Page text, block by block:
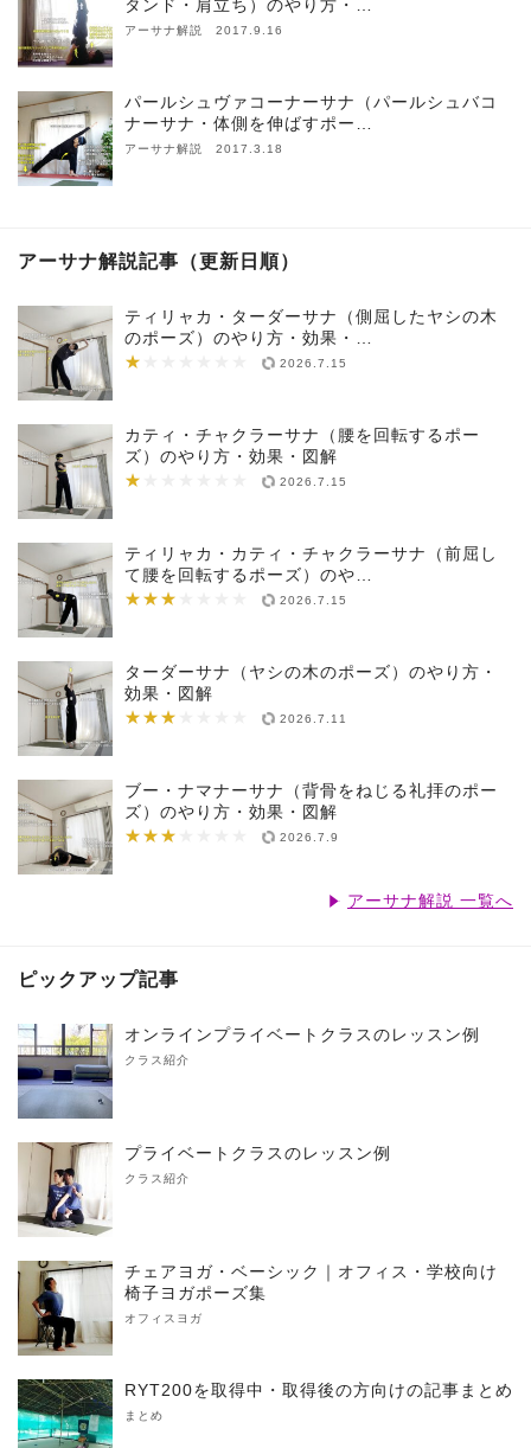
タンド・肩立ち）のやり方・…
アーサナ解説 2017.9.16
パールシュヴァコーナーサナ（パールシュバコ
ナーサナ・体側を伸ばすポー…
アーサナ解説 2017.3.18
アーサナ解説記事（更新日順）
ティリャカ・ターダーサナ（側屈したヤシの木
のポーズ）のやり方・効果・…
★
★★★★★★★ 2026.7.15
カティ・チャクラーサナ（腰を回転するポー
ズ）のやり方・効果・図解
★
★★★★★★★ 2026.7.15
ティリャカ・カティ・チャクラーサナ（前屈し
て腰を回転するポーズ）のや…
★★★
★★★★★★★ 2026.7.15
ターダーサナ（ヤシの木のポーズ）のやり方・
効果・図解
★★★
★★★★★★★ 2026.7.11
ブー・ナマナーサナ（背骨をねじる礼拝のポー
ズ）のやり方・効果・図解
★★★
★★★★★★★ 2026.7.9
アーサナ解説 一覧へ
ピックアップ記事
オンラインプライベートクラスのレッスン例
クラス紹介
プライベートクラスのレッスン例
クラス紹介
チェアヨガ・ベーシック｜オフィス・学校向け
椅子ヨガポーズ集
オフィスヨガ
RYT200を取得中・取得後の方向けの記事まとめ
まとめ